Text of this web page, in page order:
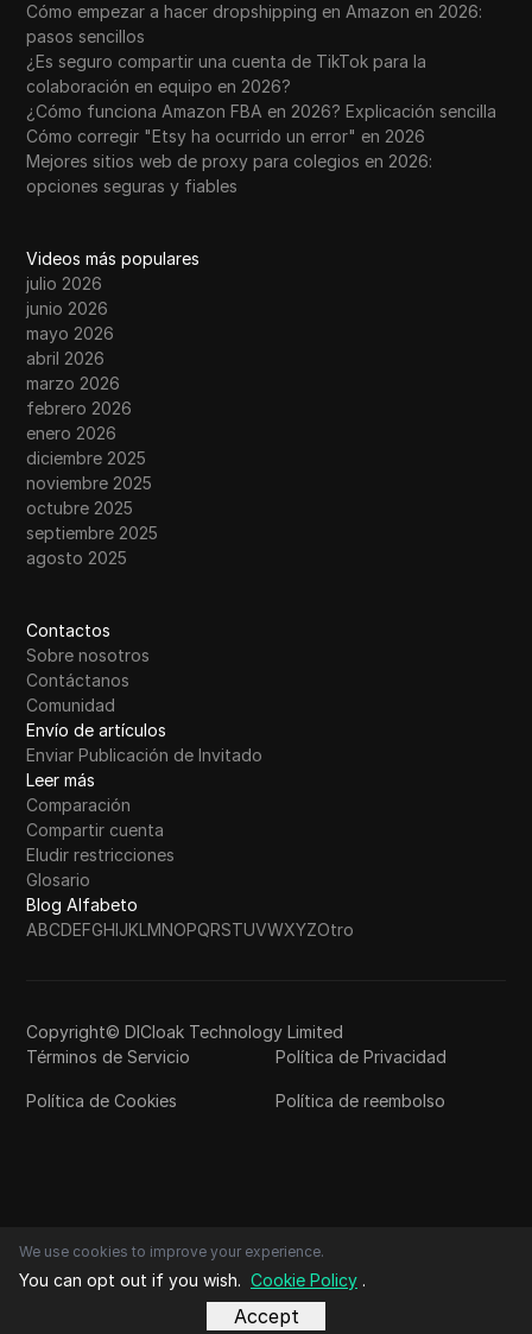
Cómo empezar a hacer dropshipping en Amazon en 2026:
pasos sencillos
¿Es seguro compartir una cuenta de TikTok para la
colaboración en equipo en 2026?
¿Cómo funciona Amazon FBA en 2026? Explicación sencilla
Cómo corregir "Etsy ha ocurrido un error" en 2026
Mejores sitios web de proxy para colegios en 2026:
opciones seguras y fiables
Videos más populares
julio 2026
junio 2026
mayo 2026
abril 2026
marzo 2026
febrero 2026
enero 2026
diciembre 2025
noviembre 2025
octubre 2025
septiembre 2025
agosto 2025
Contactos
Sobre nosotros
Contáctanos
Comunidad
Envío de artículos
Enviar Publicación de Invitado
Leer más
Comparación
Compartir cuenta
Eludir restricciones
Glosario
Blog Alfabeto
ABCDEFGHIJKLMNOPQRSTUVWXYZOtro
Copyright© DICloak Technology Limited
Términos de Servicio
Política de Privacidad
Política de Cookies Política de reembolso
We use cookies to improve your experience.
You can opt out if you wish. Cookie Policy .
Accept